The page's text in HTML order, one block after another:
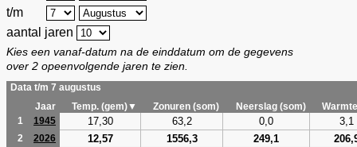
t/m
aantal jaren
Kies een vanaf-datum na de einddatum om de gegevens
over 2 opeenvolgende jaren te zien.
Data t/m 7 augustus
Jaar
Temp. (gem)▼ Zonuren (som) Neerslag (som)
1
1945 17,30 63,2 0,0 3,1
2 2026 12,57 1556,3 249,1